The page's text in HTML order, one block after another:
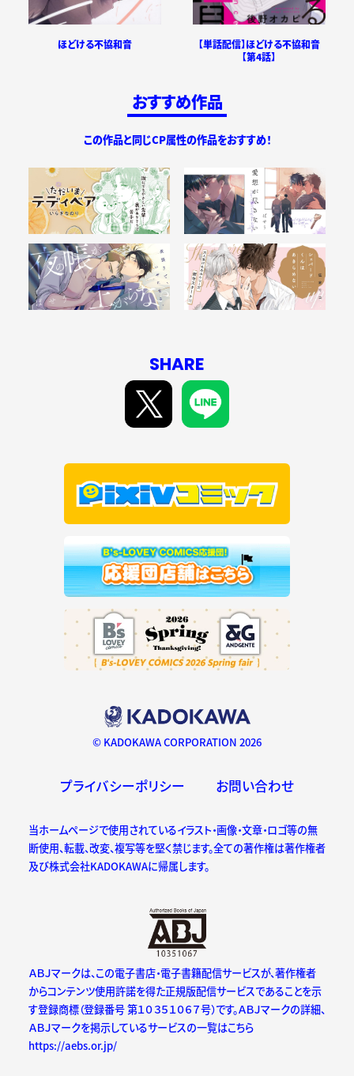
ほどける不協和音
【単話配信】ほどける不協和音
【第4話】
おすすめ作品
この作品と同じCP属性の作品をおすすめ！
SHARE
© KADOKAWA CORPORATION 2026
プライバシーポリシー お問い合わせ
当ホームページで使用されているイラスト・画像・文章・ロゴ等の無
断使用、転載、改変、複写等を堅く禁じます。全ての著作権は著作権者
及び株式会社KADOKAWAに帰属します。
ＡＢＪマークは、この電子書店・電子書籍配信サービスが、著作権者
からコンテンツ使用許諾を得た正規版配信サービスであることを示
す登録商標（登録番号 第１０３５１０６７号）です。ＡＢＪマークの詳細、
ＡＢＪマークを掲示しているサービスの一覧はこちら
https://aebs.or.jp/